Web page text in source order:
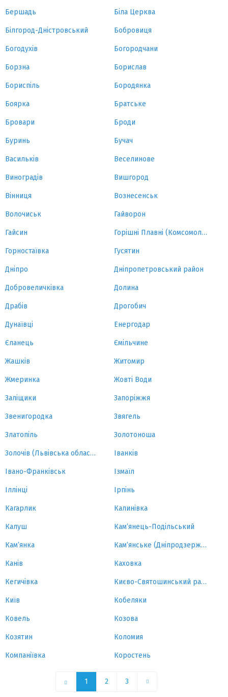
Бершадь Біла Церква
Білгород-Дністровський Бобровиця
Богодухів Богородчани
Борзна Борислав
Бориспіль Бородянка
Боярка Братське
Бровари Броди
Буринь Бучач
Васильків Веселинове
Виноградів Вишгород
Вінниця Вознесенськ
Волочиськ Гайворон
Гайсин Горішні Плавні (Комсомольськ)
Горностаївка Гусятин
Дніпро Дніпропетровський район
Добровеличківка Долина
Драбів Дрогобич
Дунаївці Енергодар
Єланець Ємільчине
Жашків Житомир
Жмеринка Жовті Води
Заліщики Запоріжжя
Звенигородка Звягель
Златопіль Золотоноша
Золочів (Львівська область) Іванків
Івано-Франківськ Ізмаїл
Іллінці Ірпінь
Кагарлик Калинівка
Калуш Кам’янець-Подільський
Кам’янка Кам’янське (Дніпродзержинськ)
Канів Каховка
Кегичівка Києво-Святошинський район
Київ Кобеляки
Ковель Козова
Козятин Коломия
Компаніївка Коростень
1 2 3